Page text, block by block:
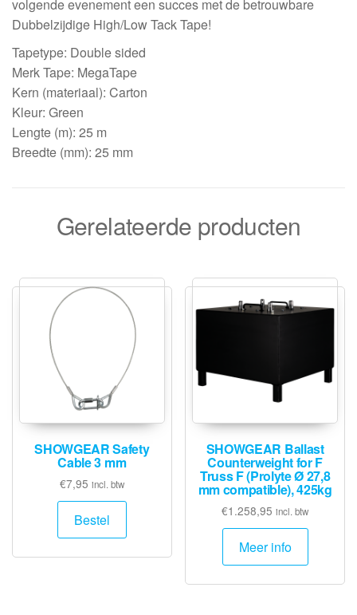
volgende evenement een succes met de betrouwbare
Dubbelzijdige High/Low Tack Tape!
Tapetype: Double sided
Merk Tape: MegaTape
Kern (materiaal): Carton
Kleur: Green
Lengte (m): 25 m
Breedte (mm): 25 mm
Gerelateerde producten
SHOWGEAR Safety
Cable 3 mm
€7,95 incl. btw
Bestel
SHOWGEAR Ballast
Counterweight for F
Truss F (Prolyte Ø 27,8
mm compatible), 425kg
€1.258,95 incl. btw
Meer info